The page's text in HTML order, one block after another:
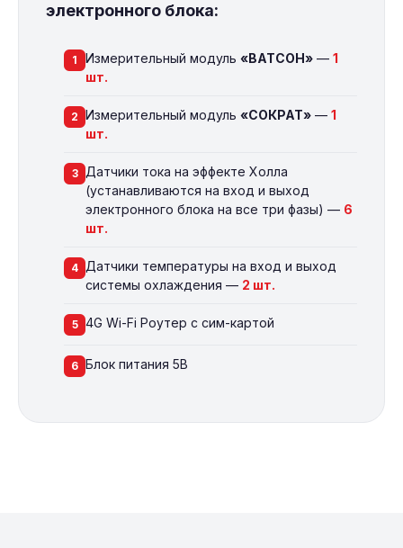
электронного блока:
1 Измерительный модуль «ВАТСОН» — 1
шт.
2 Измерительный модуль «СОКРАТ» — 1
шт.
3
Датчики тока на эффекте Холла
(устанавливаются на вход и выход
электронного блока на все три фазы) — 6
шт.
4 Датчики температуры на вход и выход
системы охлаждения — 2 шт.
5 4G Wi-Fi Роутер с сим-картой
6 Блок питания 5В